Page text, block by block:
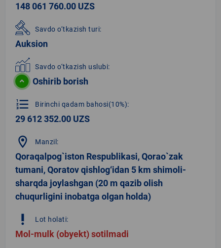
148 061 760.00 UZS
Savdo o‘tkazish turi:
Auksion
Savdo o‘tkazish uslubi:
Oshirib borish
format_list_numbered Birinchi qadam bahosi(10%):
29 612 352.00 UZS
location_on Manzil:
Qoraqalpog`iston Respublikasi, Qorao`zak
tumani, Qoratov qishlog‘idan 5 km shimoli-
sharqda joylashgan (20 m qazib olish
chuqurligini inobatga olgan holda)
priority_high Lot holati:
Mol-mulk (obyekt) sotilmadi